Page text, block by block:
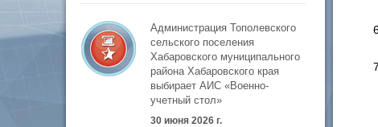
Администрация Тополевского
сельского поселения
Хабаровского муниципального
района Хабаровского края
выбирает АИС «Военно-
учетный стол»
30 июня 2026 г.